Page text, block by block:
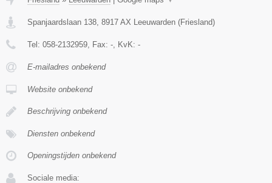
Spanjaardslaan 138 8917 AX Leeuwarden (Friesland)
Tel: 058-2132959 , Fax: - , KvK: -
E-mailadres onbekend
Website onbekend
Beschrijving onbekend
Diensten onbekend
Openingstijden onbekend
Sociale media: